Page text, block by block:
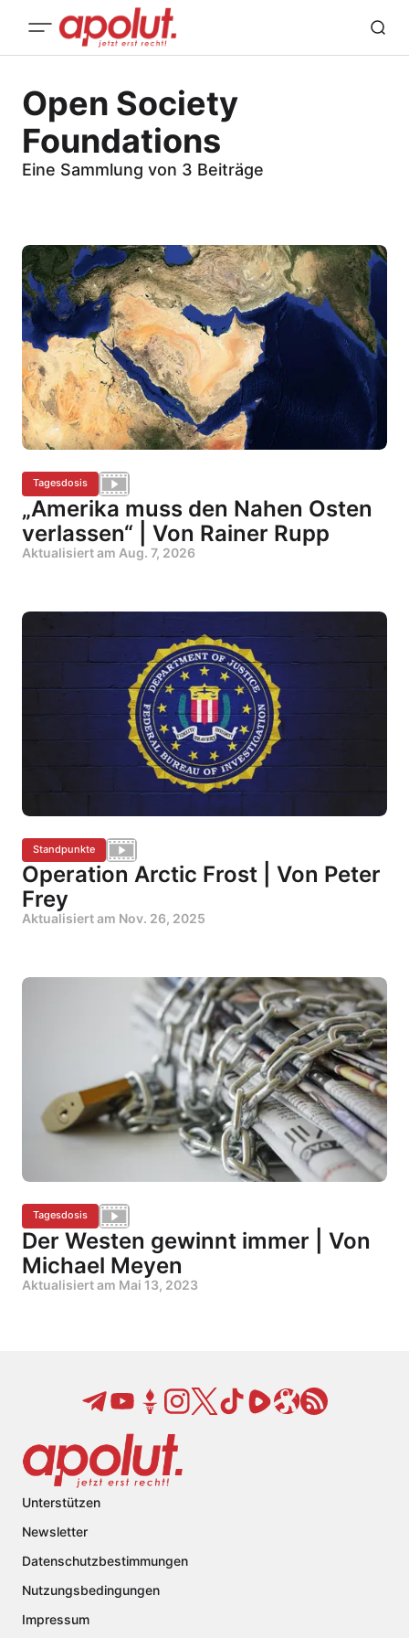
Open Society
Foundations
Eine Sammlung von 3 Beiträge
Tagesdosis
„Amerika muss den Nahen Osten
verlassen“ | Von Rainer Rupp
Aktualisiert am Aug. 7, 2026
Standpunkte
Operation Arctic Frost | Von Peter
Frey
Aktualisiert am Nov. 26, 2025
Tagesdosis
Der Westen gewinnt immer | Von
Michael Meyen
Aktualisiert am Mai 13, 2023
Unterstützen
Newsletter
Datenschutzbestimmungen
Nutzungsbedingungen
Impressum